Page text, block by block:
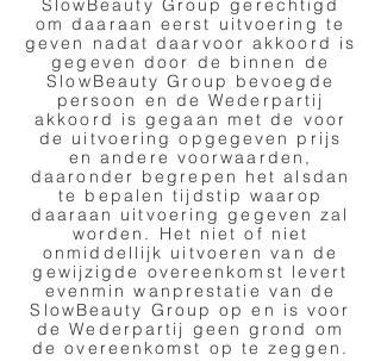
SlowBeauty Group gerechtigd
om daaraan eerst uitvoering te
geven nadat daarvoor akkoord is
gegeven door de binnen de
SlowBeauty Group bevoegde
persoon en de Wederpartij
akkoord is gegaan met de voor
de uitvoering opgegeven prijs
en andere voorwaarden,
daaronder begrepen het alsdan
te bepalen tijdstip waarop
daaraan uitvoering gegeven zal
worden. Het niet of niet
onmiddellijk uitvoeren van de
gewijzigde overeenkomst levert
evenmin wanprestatie van de
SlowBeauty Group op en is voor
de Wederpartij geen grond om
de overeenkomst op te zeggen.